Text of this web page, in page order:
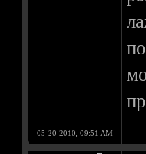
05-20-2010, 09:51 AM